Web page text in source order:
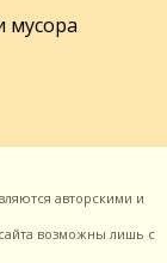
мусора
авторскими и
возможны лишь с